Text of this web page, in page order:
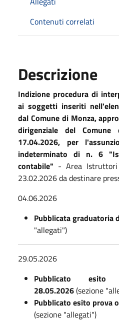
Contenuti correlati
Descrizione
Indizione procedura di
ai soggetti inseriti
dal Comune di Monza,
dirigenziale del
17.04.2026, per
indeterminato di n. 6
contabile" - Area Istruttori
23.02.2026 da destinare
04.06.2026
Pubblicata graduatoria
"allegati")
29.05.2026
Pubblicato
28.05.2026(sezione
Pubblicato esito prova
(sezione "allegati")